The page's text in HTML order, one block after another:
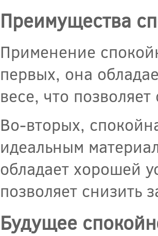
Преимущества
Применение
первых, она
весе, что
Во-вторых,
идеальным
обладает хорошей
позволяет снизить
Будущее